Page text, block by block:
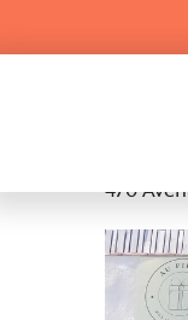
470